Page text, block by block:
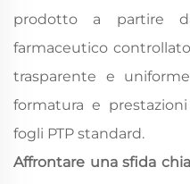
prodotto a partire
farmaceutico
trasparente e
formatura e
fogli PTP standard.
Affrontare una sfida